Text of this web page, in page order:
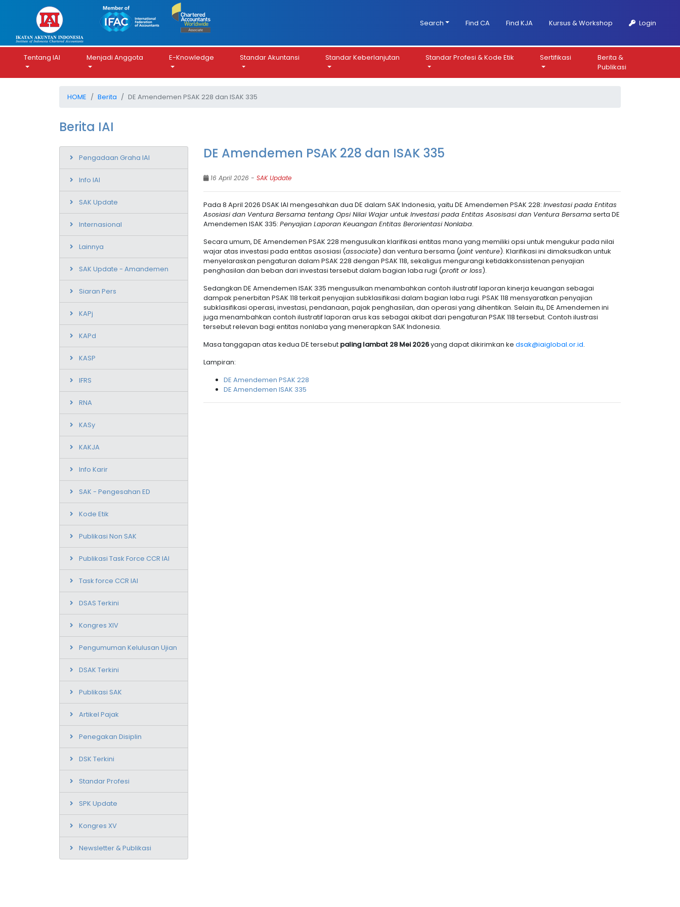
Search Find CA Find KJA Kursus & Workshop Login
Tentang IAI Menjadi Anggota E-Knowledge Standar Akuntansi Standar Keberlanjutan Standar Profesi & Kode Etik Sertifikasi
Berita &
Publikasi
HOME Berita DE Amendemen PSAK 228 dan ISAK 335
Berita IAI
Pengadaan Graha IAI
Info IAI
SAK Update
Internasional
Lainnya
SAK Update - Amandemen
Siaran Pers
KAPj
KAPd
KASP
IFRS
RNA
KASy
KAKJA
Info Karir
SAK - Pengesahan ED
Kode Etik
Publikasi Non SAK
Publikasi Task Force CCR IAI
Task force CCR IAI
DSAS Terkini
Kongres XIV
Pengumuman Kelulusan Ujian
DSAK Terkini
Publikasi SAK
Artikel Pajak
Penegakan Disiplin
DSK Terkini
Standar Profesi
SPK Update
Kongres XV
Newsletter & Publikasi
DE Amendemen PSAK 228 dan ISAK 335
16 April 2026 - SAK Update
Pada 8 April 2026 DSAK IAI mengesahkan dua DE dalam SAK Indonesia, yaitu DE Amendemen PSAK 228: Investasi pada Entitas
Asosiasi dan Ventura Bersama tentang Opsi Nilai Wajar untuk Investasi pada Entitas Asosisasi dan Ventura Bersamaserta DE
Amendemen ISAK 335: Penyajian Laporan Keuangan Entitas Berorientasi Nonlaba.
Secara umum, DE Amendemen PSAK 228 mengusulkan klarifikasi entitas mana yang memiliki opsi untuk mengukur pada nilai
wajar atas investasi pada entitas asosiasi (associate) dan ventura bersama (joint venture). Klarifikasi ini dimaksudkan untuk
menyelaraskan pengaturan dalam PSAK 228 dengan PSAK 118, sekaligus mengurangi ketidakkonsistenan penyajian
penghasilan dan beban dari investasi tersebut dalam bagian laba rugi (profit or loss).
Sedangkan DE Amendemen ISAK 335 mengusulkan menambahkan contoh ilustratif laporan kinerja keuangan sebagai
dampak penerbitan PSAK 118 terkait penyajian subklasifikasi dalam bagian laba rugi. PSAK 118 mensyaratkan penyajian
subklasifikasi operasi, investasi, pendanaan, pajak penghasilan, dan operasi yang dihentikan. Selain itu, DE Amendemen ini
juga menambahkan contoh ilustratif laporan arus kas sebagai akibat dari pengaturan PSAK 118 tersebut. Contoh ilustrasi
tersebut relevan bagi entitas nonlaba yang menerapkan SAK Indonesia.
Masa tanggapan atas kedua DE tersebut paling lambat 28 Mei 2026yang dapat dikirimkan ke dsak@iaiglobal.or.id.
Lampiran:
DE Amendemen PSAK 228
DE Amendemen ISAK 335